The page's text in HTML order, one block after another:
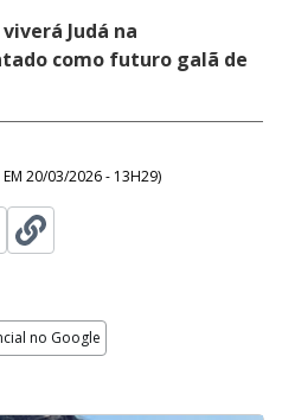
Judá na
como futuro galã de
20/03/2026 - 13H29)
no Google